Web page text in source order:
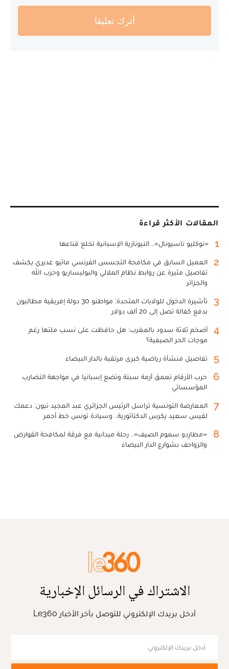
أترك تعليقا
المقالات الأكثر قراءة
1 «نوكليو ناسيونال».. النيونازية الإسبانية تخلع قناعها
2
العميل السابق في مكافحة التجسس الفرنسي ماثيو غديري يكشف
تفاصيل مثيرة عن روابط نظام الملالي والبوليساريو وحزب الله
والجزائر
3
تأشيرة الدخول للولايات المتحدة: مواطنو 30 دولة إفريقية مطالبون
بدفع كفالة تصل إلى 20 ألف دولار
4
أضخم ثلاثة سدود بالمغرب: هل حافظت على نسب ملئها رغم
موجات الحر الصيفية؟
5 تفاصيل منشأة رياضية كبرى مرتقبة بالدار البيضاء
6
حرب الأرقام تعمق أزمة سبتة وتضع إسبانيا في مواجهة التضارب
المؤسساتي
7
المعارضة التونسية تراسل الرئيس الجزائري عبد المجيد تبون: دعمك
لقيس سعيد يكرس الدكتاتورية.. وسيادة تونس خط أحمر
8
«مطارِدو سموم الصيف».. رحلة ميدانية مع فرقة لمكافحة القوارض
والزواحف بشوارع الدار البيضاء
الاشتراك في الرسائل الإخبارية
أدخل بريدك الإلكتروني للتوصل بآخر الأخبار Le360